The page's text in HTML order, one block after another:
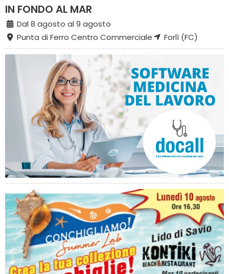
IN FONDO AL MAR
Dal 8 agosto al 9 agosto
Punta di Ferro Centro Commerciale
Forlì (FC)